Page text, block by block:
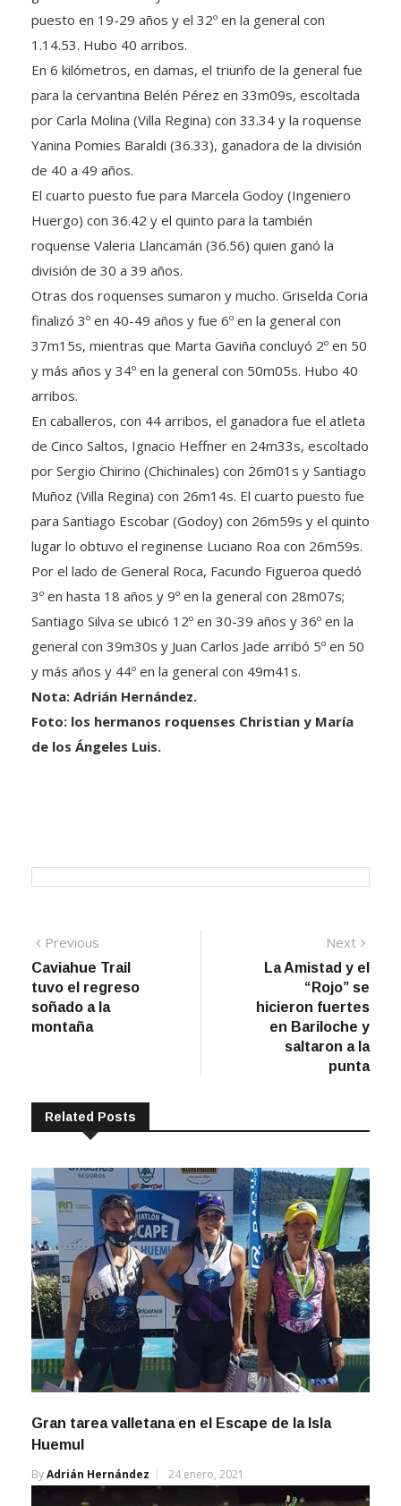
puesto en 19-29 años y el 32º en la general con
1.14.53. Hubo 40 arribos.
En 6 kilómetros, en damas, el triunfo de la general fue
para la cervantina Belén Pérez en 33m09s, escoltada
por Carla Molina (Villa Regina) con 33.34 y la roquense
Yanina Pomies Baraldi (36.33), ganadora de la división
de 40 a 49 años.
El cuarto puesto fue para Marcela Godoy (Ingeniero
Huergo) con 36.42 y el quinto para la también
roquense Valeria Llancamán (36.56) quien ganó la
división de 30 a 39 años.
Otras dos roquenses sumaron y mucho. Griselda Coria
finalizó 3º en 40-49 años y fue 6º en la general con
37m15s, mientras que Marta Gaviña concluyó 2º en 50
y más años y 34º en la general con 50m05s. Hubo 40
arribos.
En caballeros, con 44 arribos, el ganadora fue el atleta
de Cinco Saltos, Ignacio Heffner en 24m33s, escoltado
por Sergio Chirino (Chichinales) con 26m01s y Santiago
Muñoz (Villa Regina) con 26m14s. El cuarto puesto fue
para Santiago Escobar (Godoy) con 26m59s y el quinto
lugar lo obtuvo el reginense Luciano Roa con 26m59s.
Por el lado de General Roca, Facundo Figueroa quedó
3º en hasta 18 años y 9º en la general con 28m07s;
Santiago Silva se ubicó 12º en 30-39 años y 36º en la
general con 39m30s y Juan Carlos Jade arribó 5º en 50
y más años y 44º en la general con 49m41s.
Nota: Adrián Hernández.
Foto: los hermanos roquenses Christian y María
de los Ángeles Luis.
Navegación
de
entradas
Previous
post:
Caviahue Trail
tuvo el regreso
soñado a la
montaña
Next
post:
La Amistad y el
“Rojo” se
hicieron fuertes
en Bariloche y
saltaron a la
punta
Related Posts
Gran tarea valletana en el Escape de la Isla
Huemul
ByAdrián Hernández 24 enero, 2021